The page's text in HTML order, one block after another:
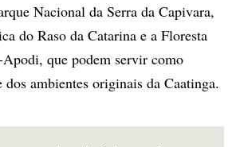
Nacional da Serra da Capivara,
do Raso da Catarina e a Floresta
que podem servir como
dos ambientes originais da Caatinga.